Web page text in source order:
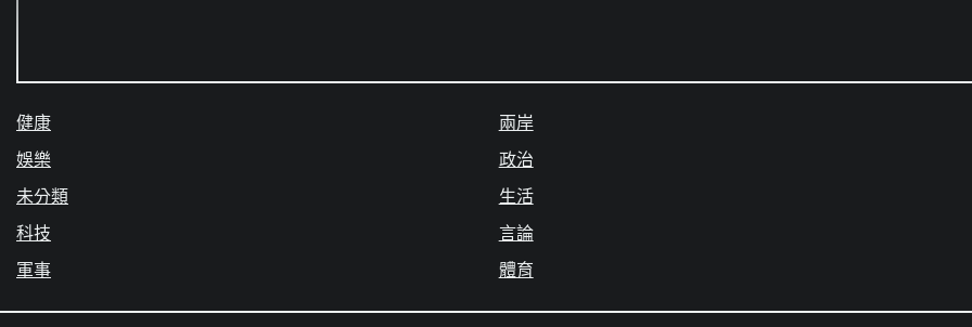
健康
娛樂
未分類
科技
軍事
兩岸
政治
生活
言論
體育